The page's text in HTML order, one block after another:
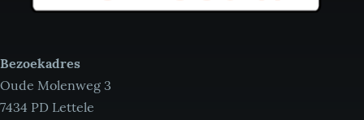
Bezoekadres
Oude Molenweg 3
7434 PD Lettele